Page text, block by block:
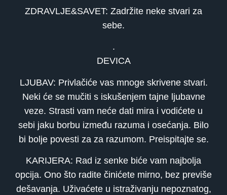
ZDRAVLJE&SAVET: Zadržite neke stvari za
sebe.
.
DEVICA
LJUBAV: Privlačiće vas mnoge skrivene stvari.
Neki će se mučiti s iskušenjem tajne ljubavne
veze. Strasti vam neće dati mira i vodićete u
sebi jaku borbu između razuma i osećanja. Bilo
bi bolje povesti za za razumom. Preispitajte se.
KARIJERA: Rad iz senke biće vam najbolja
opcija. Ono što radite činićete mirno, bez previše
dešavanja. Uživaćete u istraživanju nepoznatog,